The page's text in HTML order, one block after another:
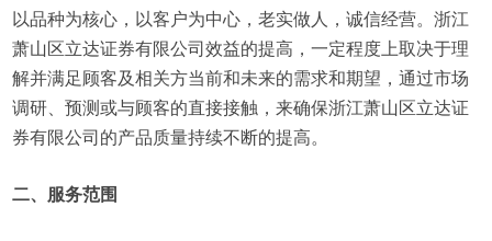
以品种为核心，以客户为中心，老实做人，诚信经营。浙江
萧山区立达证券有限公司效益的提高，一定程度上取决于理
解并满足顾客及相关方当前和未来的需求和期望，通过市场
调研、预测或与顾客的直接接触，来确保浙江萧山区立达证
券有限公司的产品质量持续不断的提高。
二、服务范围